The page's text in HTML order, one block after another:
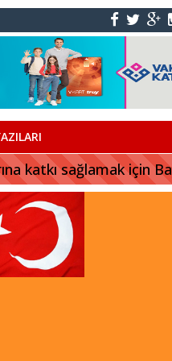
katkı sağlamak için